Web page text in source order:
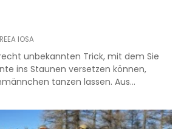
IOSA
unbekannten Trick, mit dem Sie
ins Staunen versetzen können,
tanzen lassen. Aus…